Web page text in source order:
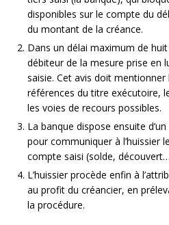
disponibles sur le compte du
du montant de la créance.
Dans un délai maximum de
débiteur de la mesure prise en
saisie. Cet avis doit mentionner
références du titre exécutoire,
les voies de recours possibles.
La banque dispose ensuite
pour communiquer à l’huissier
compte saisi (solde,
L’huissier procède enfin à
au profit du créancier, en
la procédure.